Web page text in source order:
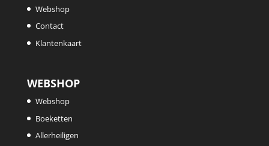
Webshop
Contact
Klantenkaart
WEBSHOP
Webshop
Boeketten
Allerheiligen